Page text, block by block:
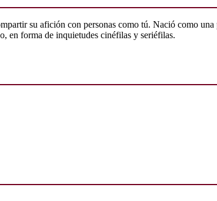
su afición con personas como tú. Nació como
en forma de inquietudes cinéfilas y seriéfilas.